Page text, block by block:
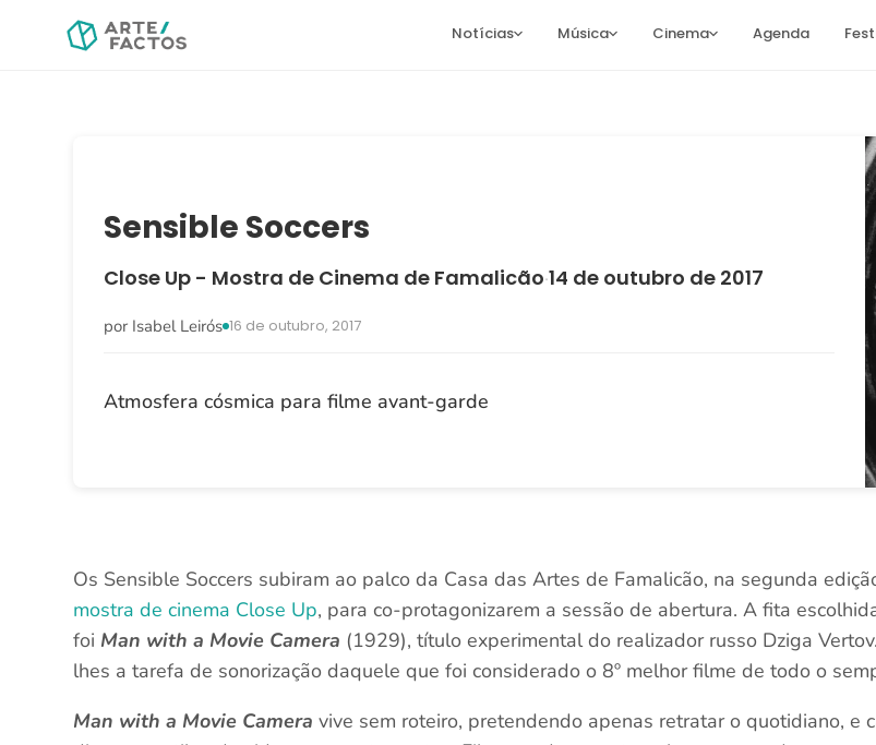
Notícias Música Cinema Agenda
Sensible Soccers
Close Up - Mostra de Cinema de Famalicão·14 de outubro de 2017
por Isabel Leirós 16 de outubro, 2017
Atmosfera cósmica para filme avant-garde
Os Sensible Soccers subiram ao palco da Casa das Artes de Famalicão, na segunda
mostra de cinema Close Up, para co-protagonizarem a sessão de abertura. A fita
foi Man with a Movie Camera (1929), título experimental do realizador russo Dziga
lhes a tarefa de sonorização daquele que foi considerado o 8º melhor filme de todo o
Man with a Movie Camera vive sem roteiro, pretendendo apenas retratar o quotidiano, e